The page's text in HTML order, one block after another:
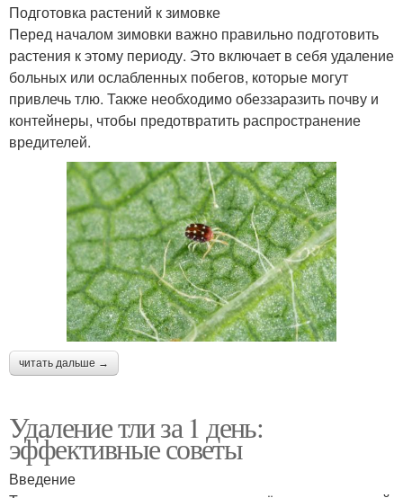
Подготовка растений к зимовке
Перед началом зимовки важно правильно подготовить
растения к этому периоду. Это включает в себя удаление
больных или ослабленных побегов, которые могут
привлечь тлю. Также необходимо обеззаразить почву и
контейнеры, чтобы предотвратить распространение
вредителей.
читать дальше →
Удаление тли за 1 день:
эффективные советы
Введение